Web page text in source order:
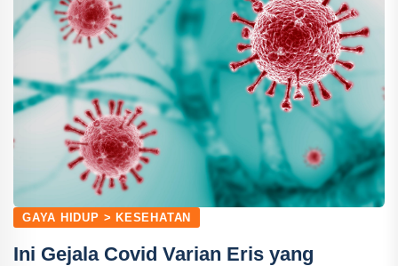
GAYA HIDUP > KESEHATAN
Ini Gejala Covid Varian Eris yang